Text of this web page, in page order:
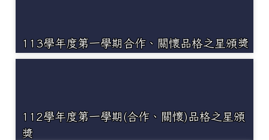
113學年度第一學期合作、關懷品格之星頒獎
112學年度第一學期(合作、關懷)品格之星頒
獎